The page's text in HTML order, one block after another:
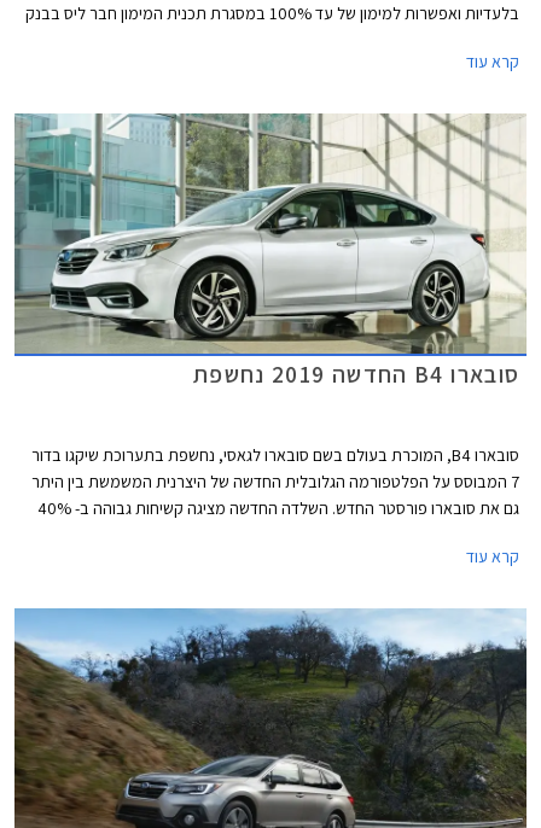
בלעדיות ואפשרות למימון של עד 100% במסגרת תכנית המימון חבר ליס בבנק
אולמות התצוגה של סובארו ופיאט ברחבי הארץ.
קרא עוד
סובארו B4 החדשה 2019 נחשפת
סובארו B4, המוכרת בעולם בשם סובארו לגאסי, נחשפת בתערוכת שיקגו בדור
7 המבוסס על הפלטפורמה הגלובלית החדשה של היצרנית המשמשת בין היתר
גם את סובארו פורסטר החדש. השלדה החדשה מציגה קשיחות גבוהה ב- 40%
קרא עוד